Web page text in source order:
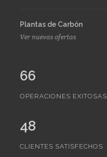
Plantas de Carbón
Ver nuevas ofertas
66
OPERACIONES EXITOSAS
48
CLIENTES SATISFECHOS